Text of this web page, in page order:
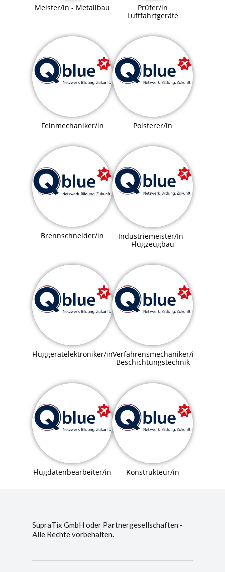
Meister/in - Metallbau
Prüfer/in
Luftfahrtgeräte
Feinmechaniker/in Polsterer/in
Brennschneider/in
Industriemeister/In -
Flugzeugbau
Fluggerätelektroniker/inVerfahrensmechaniker/in
Beschichtungstechnik
Flugdatenbearbeiter/in Konstrukteur/in
SupraTix GmbH oder Partnergesellschaften -
Alle Rechte vorbehalten.